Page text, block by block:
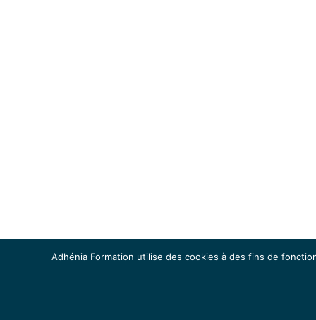
Adhénia Formation utilise des cookies à des fins de